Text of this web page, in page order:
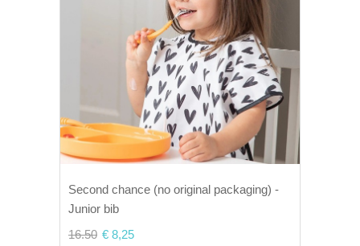
Second chance (no original packaging) -
Junior bib
16.50 € 8,25